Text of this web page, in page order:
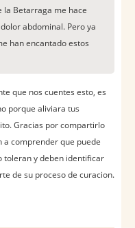
la Betarraga me hace
abdominal. Pero ya
han encantado estos
que nos cuentes esto, es
porque aliviara tus
Gracias por compartirlo
a comprender que puede
toleran y deben identificar
de su proceso de curacion.